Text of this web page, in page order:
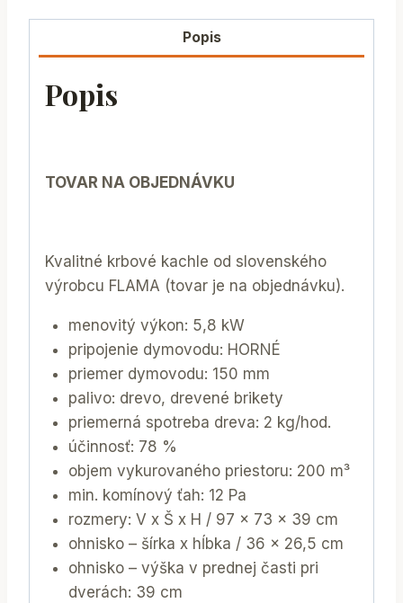
Popis
Popis
TOVAR NA OBJEDNÁVKU
Kvalitné krbové kachle od slovenského
výrobcu FLAMA (tovar je na objednávku).
menovitý výkon: 5,8 kW
pripojenie dymovodu: HORNÉ
priemer dymovodu: 150 mm
palivo: drevo, drevené brikety
priemerná spotreba dreva: 2 kg/hod.
účinnosť: 78 %
objem vykurovaného priestoru: 200 m³
min. komínový ťah: 12 Pa
rozmery: V x Š x H / 97 x 73 x 39 cm
ohnisko – šírka x hĺbka / 36 x 26,5 cm
ohnisko – výška v prednej časti pri
dverách: 39 cm